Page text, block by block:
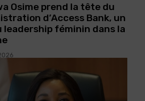
Osime prend la tête du
d’Access Bank, un
féminin dans la